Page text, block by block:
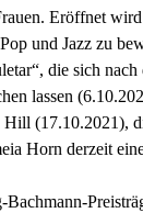
Eröffnet
und Jazz zu
die sich
lassen
(17.10.2021),
Horn derzeit